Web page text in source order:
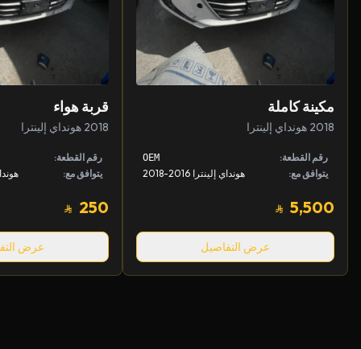
مكينة كاملة
2018 هونداي إلينترا
رقم القطعة: OEM
يتوافق مع: هونداي إلينترا 2016-2018
5,500
عرض التفاصيل
قربة هواء
2018 هونداي إلينترا
رقم القطعة:
يتوافق مع:
هونداي
250
عرض